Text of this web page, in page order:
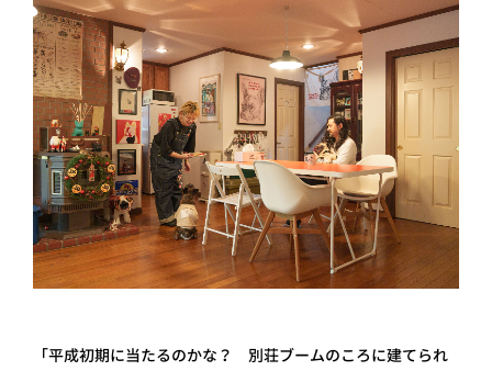
「平成初期に当たるのかな？ 別荘ブームのころに建てられ